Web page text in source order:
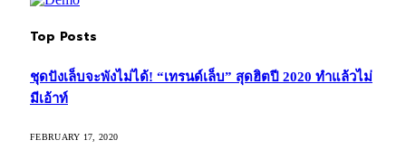
Top Posts
ชุดปังเล็บจะพังไม่ได้! “เทรนด์เล็บ” สุดฮิตปี 2020 ทำแล้วไม่
มีเอ้าท์
FEBRUARY 17, 2020